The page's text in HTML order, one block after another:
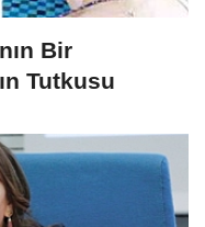
Bir
Tutkusu